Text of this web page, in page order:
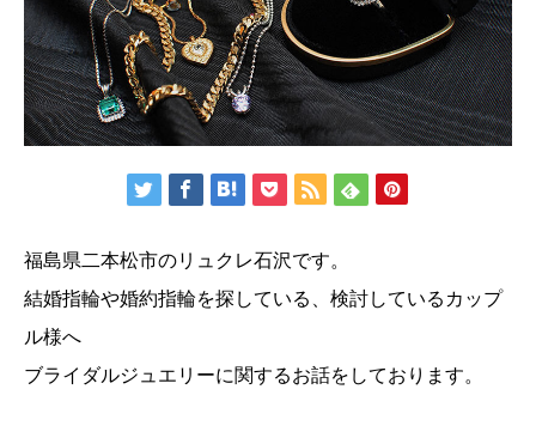
福島県二本松市のリュクレ石沢です。
結婚指輪や婚約指輪を探している、検討しているカップ
ル様へ
ブライダルジュエリーに関するお話をしております。